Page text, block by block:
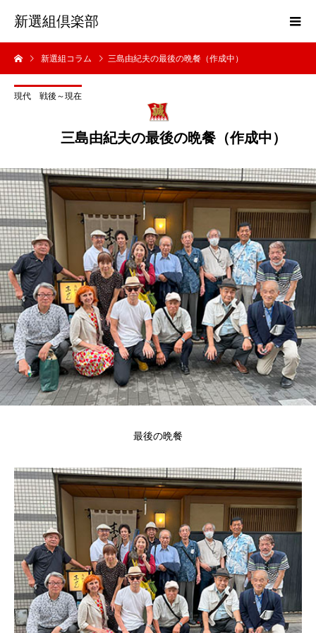
新選組倶楽部
新選組コラム 三島由紀夫の最後の晩餐（作成中）
現代 戦後～現在
三島由紀夫の最後の晩餐（作成中）
最後の晩餐